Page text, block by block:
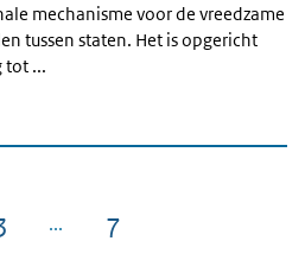
mechanisme voor de vreedzame
tussen staten. Het is opgericht
tot ...
Pagina
7